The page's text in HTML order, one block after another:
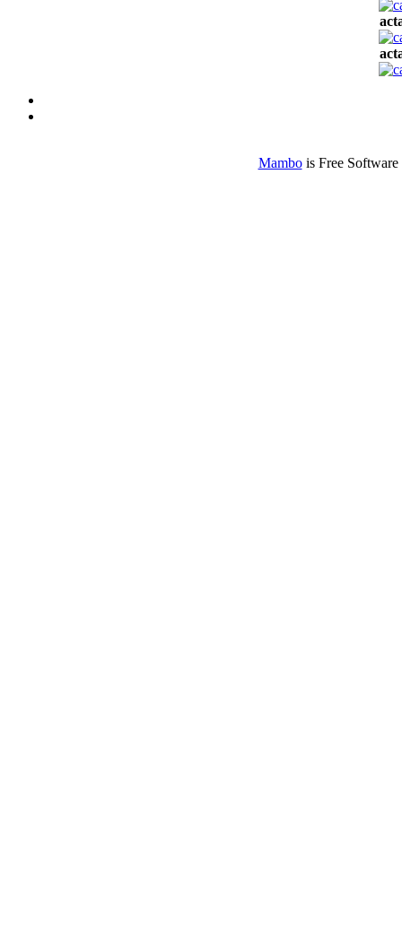
Mambois Free Software